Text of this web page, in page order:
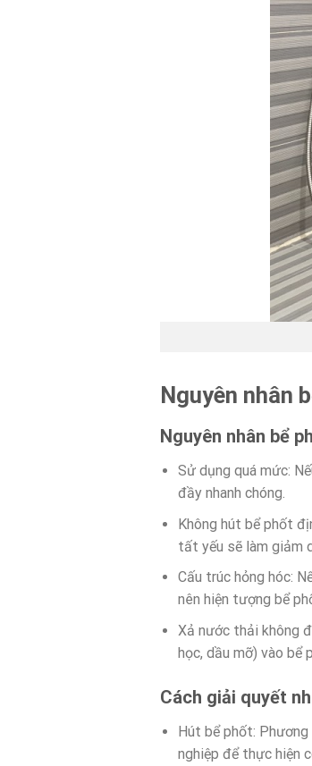
Nguyên nhân
Nguyên nhân bể
Sử dụng quá mức:
đầy nhanh chóng.
Không hút bể phốt
tất yếu sẽ làm giảm
Cấu trúc hỏng hóc:
nên hiện tượng bể
Xả nước thải không
học, dầu mỡ) vào bể
Cách giải quyết
Hút bể phốt:
nghiệp để thực hiện